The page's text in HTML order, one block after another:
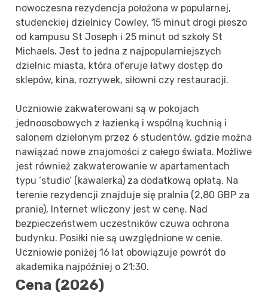
nowoczesna rezydencja położona w popularnej,
studenckiej dzielnicy Cowley, 15 minut drogi pieszo
od kampusu St Joseph i 25 minut od szkoły St
Michaels. Jest to jedna z najpopularniejszych
dzielnic miasta, która oferuje łatwy dostęp do
sklepów, kina, rozrywek, siłowni czy restauracji.
Uczniowie zakwaterowani są w pokojach
jednoosobowych z łazienką i wspólną kuchnią i
salonem dzielonym przez 6 studentów, gdzie można
nawiązać nowe znajomości z całego świata. Możliwe
jest również zakwaterowanie w apartamentach
typu ‘studio’ (kawalerka) za dodatkową opłatą. Na
terenie rezydencji znajduje się pralnia (2,80 GBP za
pranie), Internet wliczony jest w cenę. Nad
bezpieczeństwem uczestników czuwa ochrona
budynku. Posiłki nie są uwzględnione w cenie.
Uczniowie poniżej 16 lat obowiązuje powrót do
akademika najpóźniej o 21:30.
Cena (2026)